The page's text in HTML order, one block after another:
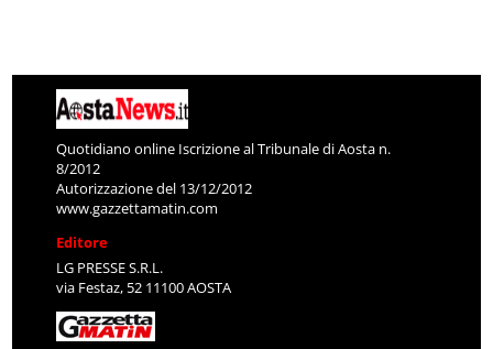
Quotidiano online Iscrizione al Tribunale di Aosta n.
8/2012
Autorizzazione del 13/12/2012
www.gazzettamatin.com
Editore
LG PRESSE S.R.L.
via Festaz, 52 11100 AOSTA